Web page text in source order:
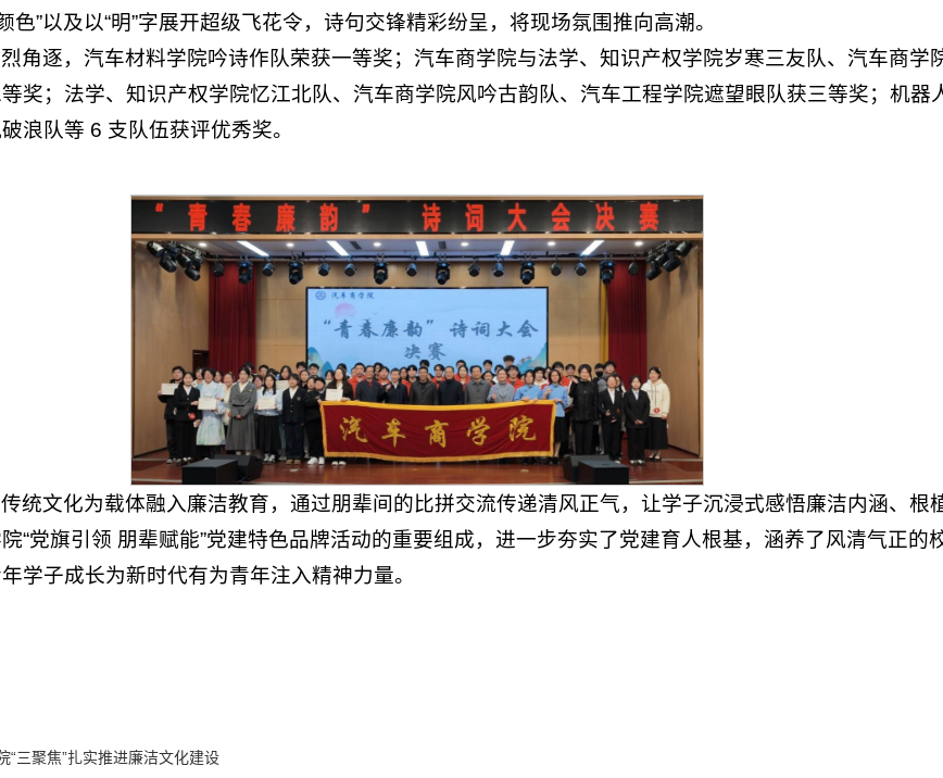
色”以及以“明”字展开超级飞花令，诗句交锋精彩纷呈，将现场氛围推向高潮。
角逐，汽车材料学院吟诗作队荣获一等奖；汽车商学院与法学、知识产权学院岁寒三友队、汽车商学
奖；法学、知识产权学院忆江北队、汽车商学院风吟古韵队、汽车工程学院遮望眼队获三等奖；机器
浪队等 6 支队伍获评优秀奖。
统文化为载体融入廉洁教育，通过朋辈间的比拼交流传递清风正气，让学子沉浸式感悟廉洁内涵、根
“党旗引领 朋辈赋能”党建特色品牌活动的重要组成，进一步夯实了党建育人根基，涵养了风清气正的
学子成长为新时代有为青年注入精神力量。
“三聚焦”扎实推进廉洁文化建设